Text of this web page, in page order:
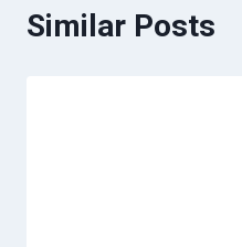
Similar Posts